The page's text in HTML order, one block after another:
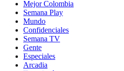
Mejor Colombia
Semana Play
Mundo
Confidenciales
Semana TV
Gente
Especiales
Arcadia